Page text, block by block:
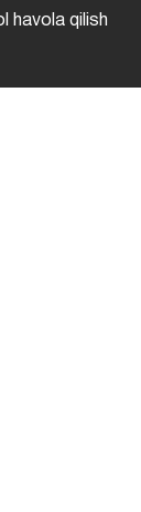
havola qilish